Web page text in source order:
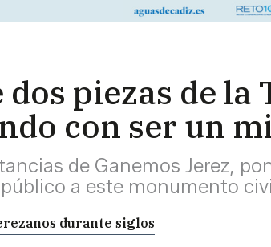
piezas de la
con ser un
de Ganemos Jerez,
a este monumento
durante siglos